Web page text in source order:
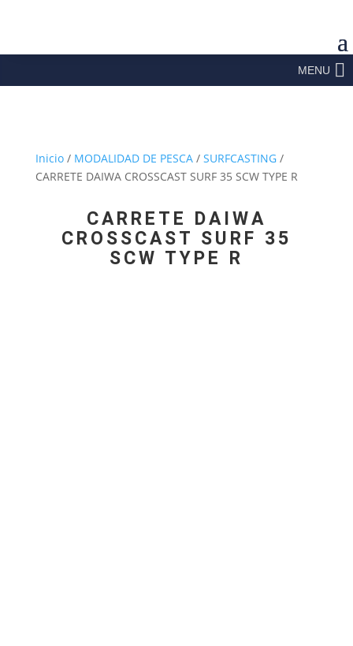
MENU
Inicio/ MODALIDAD DE PESCA/ SURFCASTING/
CARRETE DAIWA CROSSCAST SURF 35 SCW TYPE R
CARRETE DAIWA
CROSSCAST SURF 35
SCW TYPE R